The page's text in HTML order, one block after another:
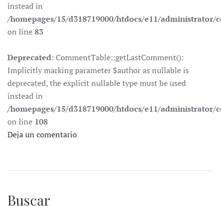
instead in
/homepages/15/d318719000/htdocs/e11/
on line83
Deprecated: CommentTable::getLastComment():
Implicitly marking parameter $author as nullable is
deprecated, the explicit nullable type must be used
instead in
/homepages/15/d318719000/htdocs/e11/
on line 108
Deja un comentario
Buscar